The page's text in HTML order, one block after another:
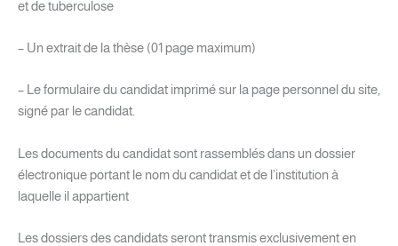
et de tuberculose
– Un extrait de la thèse (01 page maximum)
– Le formulaire du candidat imprimé sur la page personnel du site,
signé par le candidat.
Les documents du candidat sont rassemblés dans un dossier
électronique portant le nom du candidat et de l’institution à
laquelle il appartient
Les dossiers des candidats seront transmis exclusivement en